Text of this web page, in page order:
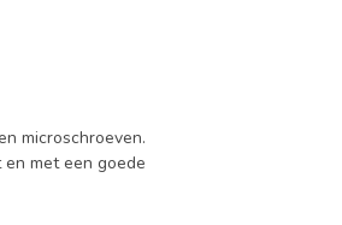
microschroeven.
met een goede